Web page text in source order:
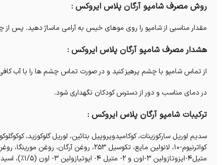
روش مصرف شامپو آرگان پلاس ایروکس :
مقدار مناسبی از شامپو را روی موهای خیس به آرامی ماساژ دهید. پس از
هشدار مصرف شامپو آرگان پلاس ایروکس :
از تماس شامپو با چشم پرهیز کنید و در صورت تماس چشم ها را با آب
در دمای مناسب و دور از دسترس کودکان نگهداری شود.
ترکیبات شامپو آرگان پلاس ایروکس :
سدیم لوریل سارکوزینات، کوکامیدوپروپیل بتائین، لوریل گلوکوزید،
متیل4-ایزوتازولین 3-اون و 2- متیل 4- ایوتیازولین 3- اون (1/5%)، اسید سیتریک و آب دیونیزه